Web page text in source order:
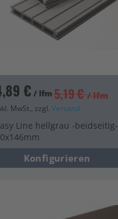
€ / lfm5,19 € / lfm
MwSt., zzgl. Versand
Line hellgrau -beidseitig-
Konfigurieren